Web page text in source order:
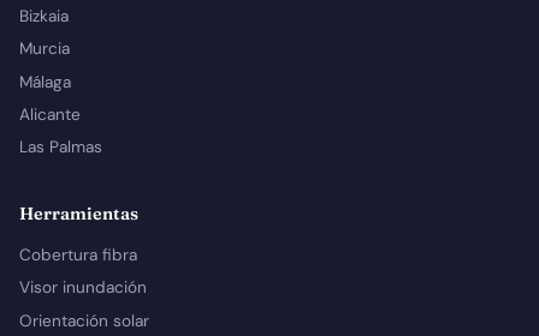
Bizkaia
Murcia
Málaga
Alicante
Las Palmas
Herramientas
Cobertura fibra
Visor inundación
Orientación solar